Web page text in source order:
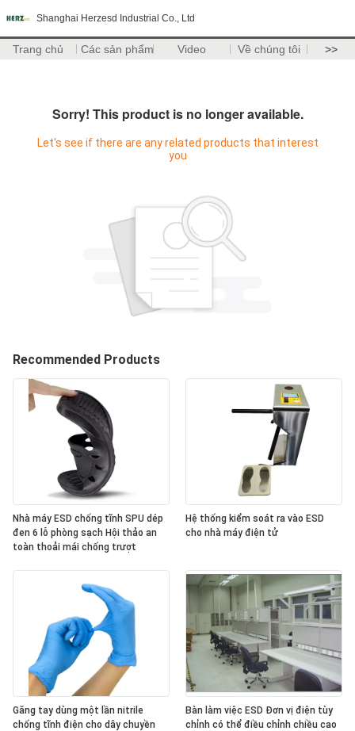
Shanghai Herzesd Industrial Co., Ltd
Trang chủ Các sản phẩm Video Về chúng tôi >>
Sorry! This product is no longer available.
Let's see if there are any related products that interest
you
Recommended Products
Nhà máy ESD chống tĩnh SPU dép
đen 6 lỗ phòng sạch Hội thảo an
toàn thoải mái chống trượt
Hệ thống kiểm soát ra vào ESD
cho nhà máy điện tử
Găng tay dùng một lần nitrile
chống tĩnh điện cho dây chuyền
Bàn làm việc ESD Đơn vị điện tùy
chỉnh có thể điều chỉnh chiều cao